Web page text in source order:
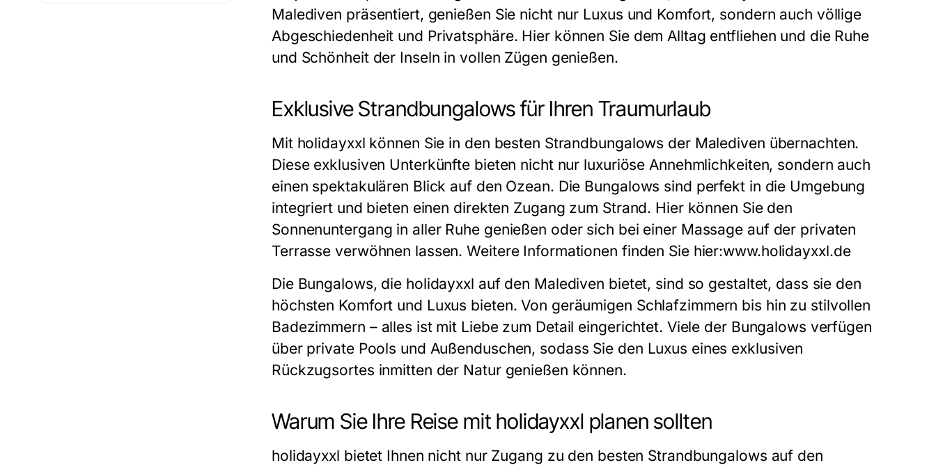
Malediven präsentiert, genießen Sie nicht nur Luxus und Komfort, sondern auch völlige
Abgeschiedenheit und Privatsphäre. Hier können Sie dem Alltag entfliehen und die Ruhe
und Schönheit der Inseln in vollen Zügen genießen.
Exklusive Strandbungalows für Ihren Traumurlaub
Mit holidayxxl können Sie in den besten Strandbungalows der Malediven übernachten.
Diese exklusiven Unterkünfte bieten nicht nur luxuriöse Annehmlichkeiten, sondern auch
einen spektakulären Blick auf den Ozean. Die Bungalows sind perfekt in die Umgebung
integriert und bieten einen direkten Zugang zum Strand. Hier können Sie den
Sonnenuntergang in aller Ruhe genießen oder sich bei einer Massage auf der privaten
Terrasse verwöhnen lassen. Weitere Informationen finden Sie hier:www.holidayxxl.de
Die Bungalows, die holidayxxl auf den Malediven bietet, sind so gestaltet, dass sie den
höchsten Komfort und Luxus bieten. Von geräumigen Schlafzimmern bis hin zu stilvollen
Badezimmern – alles ist mit Liebe zum Detail eingerichtet. Viele der Bungalows verfügen
über private Pools und Außenduschen, sodass Sie den Luxus eines exklusiven
Rückzugsortes inmitten der Natur genießen können.
Warum Sie Ihre Reise mit holidayxxl planen sollten
holidayxxl bietet Ihnen nicht nur Zugang zu den besten Strandbungalows auf den